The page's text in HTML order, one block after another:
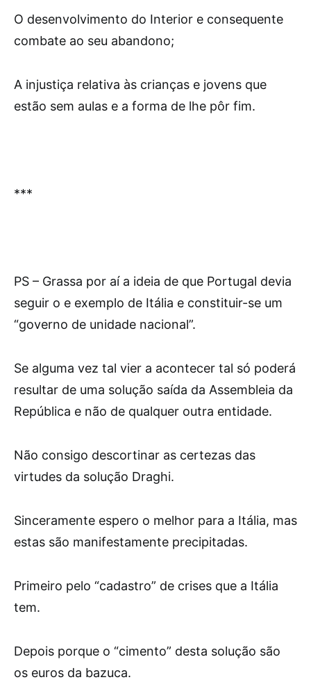
O desenvolvimento do Interior e consequente
combate ao seu abandono;
A injustiça relativa às crianças e jovens que
estão sem aulas e a forma de lhe pôr fim.
***
PS – Grassa por aí a ideia de que Portugal devia
seguir o e exemplo de Itália e constituir-se um
“governo de unidade nacional”.
Se alguma vez tal vier a acontecer tal só poderá
resultar de uma solução saída da Assembleia da
República e não de qualquer outra entidade.
Não consigo descortinar as certezas das
virtudes da solução Draghi.
Sinceramente espero o melhor para a Itália, mas
estas são manifestamente precipitadas.
Primeiro pelo “cadastro” de crises que a Itália
tem.
Depois porque o “cimento” desta solução são
os euros da bazuca.